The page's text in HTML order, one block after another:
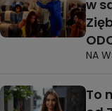
w
NA
To